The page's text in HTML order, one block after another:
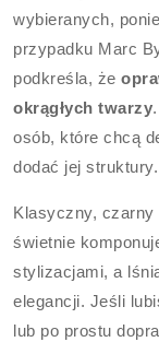
wybieranych,
przypadku Marc
podkreśla, że
okrągłych twarzy
osób, które chcą
dodać jej struktury.
Klasyczny,
świetnie
stylizacjami, a
elegancji. Jeśli
lub po prostu